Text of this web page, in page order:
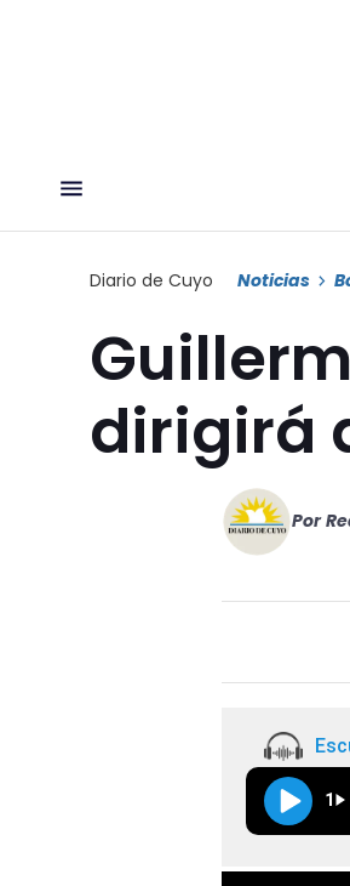
Diario de Cuyo Noticias
dirigirá
Por
1